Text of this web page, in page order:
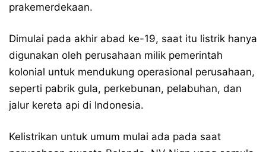
prakemerdekaan.
Dimulai pada akhir abad ke-19, saat itu listrik hanya
digunakan oleh perusahaan milik pemerintah
kolonial untuk mendukung operasional perusahaan,
seperti pabrik gula, perkebunan, pelabuhan, dan
jalur kereta api di Indonesia.
Kelistrikan untuk umum mulai ada pada saat